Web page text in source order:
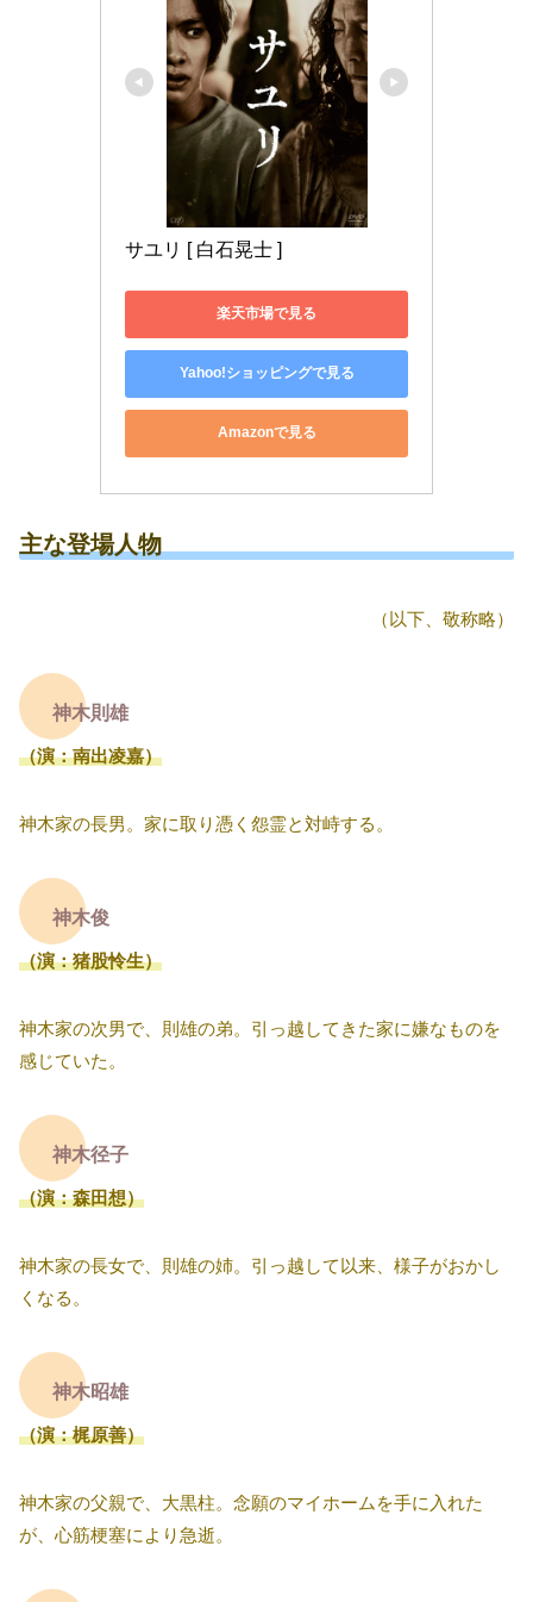
サユリ [ 白石晃士 ]
楽天市場で見る
Yahoo!ショッピングで見る
Amazonで見る
主な登場人物
（以下、敬称略）
神木則雄
（演：南出凌嘉）
神木家の長男。家に取り憑く怨霊と対峙する。
神木俊
（演：猪股怜生）
神木家の次男で、則雄の弟。引っ越してきた家に嫌なものを
感じていた。
神木径子
（演：森田想）
神木家の長女で、則雄の姉。引っ越して以来、様子がおかし
くなる。
神木昭雄
（演：梶原善）
神木家の父親で、大黒柱。念願のマイホームを手に入れた
が、心筋梗塞により急逝。